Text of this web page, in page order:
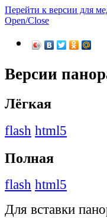
Перейти к версии для
Open/Close
Версии
Лёгкая
flash html5
Полная
flash html5
Для вставки